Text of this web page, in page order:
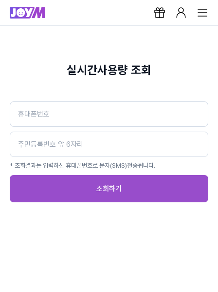
실시간사용량 조회
* 조회결과는 입력하신 휴대폰번호로 문자(SMS)전송됩니다.
조회하기